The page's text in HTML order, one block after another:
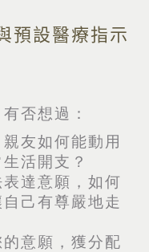
預設醫療指示
否想過：
友如何能動用
活開支？
達意願，如何
己有尊嚴地走
意願，獲分配